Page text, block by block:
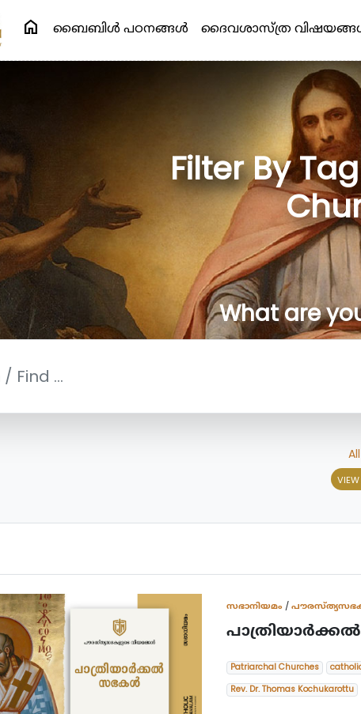
home ബൈബിള്‍ പഠനങ്ങള്‍ ദൈവശാസ്ത്ര
Filter By
What are
All
VIEW
സഭാനിയമം /
Patriarchal Churches
Rev. Dr. Thomas Kochukarottu